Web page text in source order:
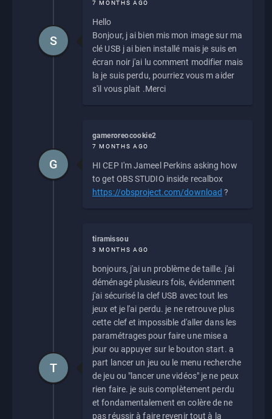
7 MONTHS AGO
Hello
Bonjour, j ai bien mis mon image sur ma
clé USB j ai bien installé mais je suis en
écran noir j'ai lu comment modifier mais
la je suis perdu, pourriez vous m aider
s'il vous plait .Merci
S
gameroreocookie2
7 MONTHS AGO
HI CEP I'm Jameel Perkins asking how
to get OBS STUDIO inside recalbox
https://obsproject.com/download ?
G
tiramissou
3 MONTHS AGO
bonjours, j'ai un problème de taille. j'ai
déménagé plusieurs fois, évidemment
j'ai sécurisé la clef USB avec tout les
jeux et je l'ai perdu. je ne retrouve plus
cette clef et impossible d'aller dans les
paramétrages pour faire une mise a
jour ou appuyer sur le bouton start. a
part lancer un jeu ou le menu recherche
de jeu ou "lancer une vidéos" je ne peux
rien faire. je suis complètement perdu
et fondamentalement en colère de ne
pas réussir à faire revenir tout à la
T